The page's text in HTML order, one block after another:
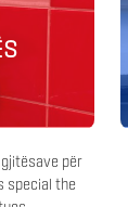
për
special the